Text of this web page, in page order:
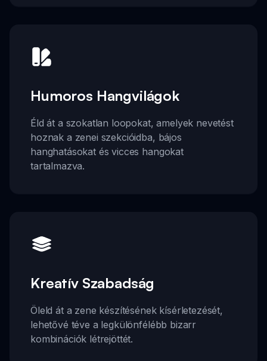
Humoros Hangvilágok
Éld át a szokatlan loopokat, amelyek nevetést
hoznak a zenei szekcióidba, bájos
hanghatásokat és vicces hangokat
tartalmazva.
Kreatív Szabadság
Öleld át a zene készítésének kísérletezését,
lehetővé téve a legkülönfélébb bizarr
kombinációk létrejöttét.